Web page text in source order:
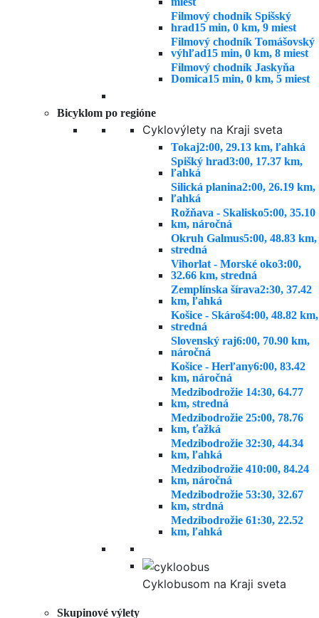
Filmový chodník Spišský
hrad15 min, 0 km, 9 miest
Filmový chodník Tomášovský
výhľad15 min, 0 km, 8 miest
Filmový chodník Jaskyňa
Domica15 min, 0 km, 5 miest
Bicyklom po regióne
Cyklovýlety na Kraji sveta
Tokaj2:00, 29.13 km, ľahká
Spišký hrad3:00, 17.37 km,
ľahká
Silická planina2:00, 26.19 km,
ľahká
Rožňava - Skalisko5:00, 35.10
km, náročná
Okruh Galmus5:00, 48.83 km,
stredná
Vihorlat - Morské oko3:00,
32.66 km, stredná
Zemplínska šírava2:30, 37.42
km, ľahká
Košice - Skároš4:00, 48.82 km,
stredná
Slovenský raj6:00, 70.90 km,
náročná
Košice - Herľany6:00, 83.42
km, náročná
Medzibodrožie 14:30, 64.77
km, stredná
Medzibodrožie 25:00, 78.76
km, ťažká
Medzibodrožie 32:30, 44.34
km, ľahká
Medzibodrožie 410:00, 84.24
km, náročná
Medzibodrožie 53:30, 32.67
km, strdná
Medzibodrožie 61:30, 22.52
km, ľahká
Cyklobusom na Kraji sveta
Skupinové výlety